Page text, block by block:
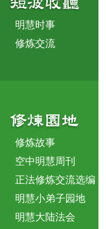
明慧时事
修炼交流
修炼故事
空中明慧周刊
正法修炼交流选编
明慧小弟子园地
明慧大陆法会